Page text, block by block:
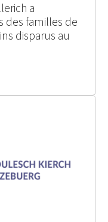
a
des familles de
disparus au